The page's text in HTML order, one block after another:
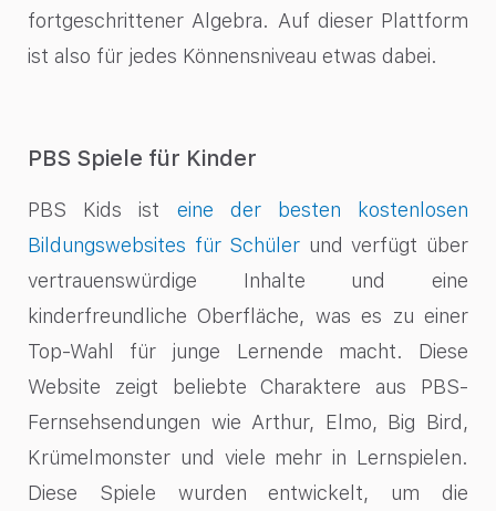
fortgeschrittener Algebra. Auf dieser Plattform
ist also für jedes Könnensniveau etwas dabei.
PBS Spiele für Kinder
PBS Kids ist eine der besten kostenlosen
Bildungswebsites für Schüler und verfügt über
vertrauenswürdige Inhalte und eine
kinderfreundliche Oberfläche, was es zu einer
Top-Wahl für junge Lernende macht. Diese
Website zeigt beliebte Charaktere aus PBS-
Fernsehsendungen wie Arthur, Elmo, Big Bird,
Krümelmonster und viele mehr in Lernspielen.
Diese Spiele wurden entwickelt, um die